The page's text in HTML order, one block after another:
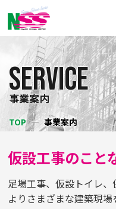
事業案内
SERVICE
TOP 事業案内
仮設工事のこと
足場工事、仮設トイレ
よりさまざまな建築現場